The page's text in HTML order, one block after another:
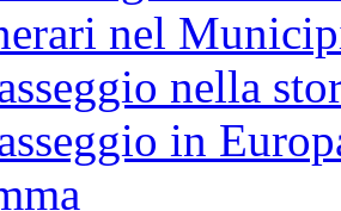
nel
nella
in